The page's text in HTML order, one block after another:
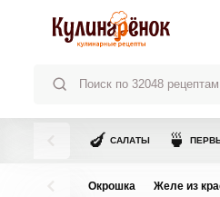
🍆 САЛАТЫ 🍵
Окрошка Желе из